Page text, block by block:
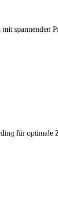
spannenden
für optimale